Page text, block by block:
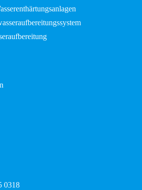
0318